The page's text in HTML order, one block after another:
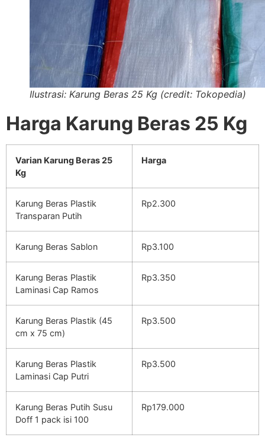
Ilustrasi: Karung Beras 25 Kg (credit: Tokopedia)
Harga Karung Beras 25 Kg
Varian Karung Beras 25
Kg
Harga
Karung Beras Plastik
Transparan Putih
Rp2.300
Karung Beras Sablon Rp3.100
Karung Beras Plastik
Laminasi Cap Ramos
Rp3.350
Karung Beras Plastik (45
cm x 75 cm)
Rp3.500
Karung Beras Plastik
Laminasi Cap Putri
Rp3.500
Karung Beras Putih Susu
Doff 1 pack isi 100
Rp179.000